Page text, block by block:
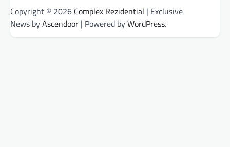
Copyright © 2026 Complex Rezidential | Exclusive
News byAscendoor | Powered byWordPress.